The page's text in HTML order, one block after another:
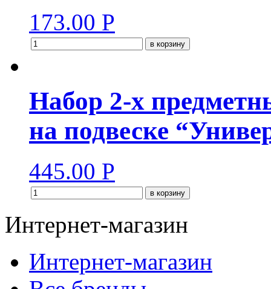
173.00 Р
в корзину
Набор 2-х
на подвеске
445.00 Р
в корзину
Интернет-магазин
Интернет-магазин